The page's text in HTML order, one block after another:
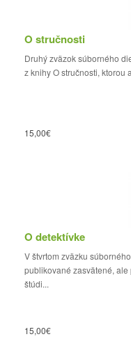
O stručnosti
Druhý zväzok súborného
z knihy O stručnosti, ktorou
15,00€
O detektívke
V štvrtom zväzku
publikované zasvätené,
štúdi...
15,00€